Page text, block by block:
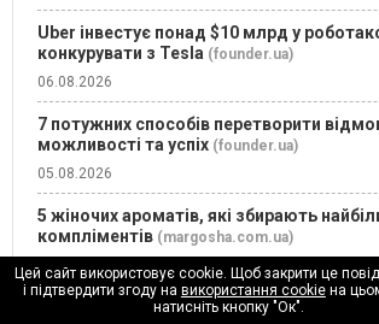
Uber інвестує понад $10 млрд у
конкурувати з Tesla (founder.ua)
06.08.2026
7 потужних способів перетворити
можливості та успіх (founder.ua)
05.08.2026
5 жіночих ароматів, які збирають
компліментів (margosha.com.ua)
05.08.2026
Іпотека зростає, але тримається на
Цей сайт використовує cookie. Щоб закрити це
і підтвердити згоду на використання cookieна
натисніть кнопку "Ок".